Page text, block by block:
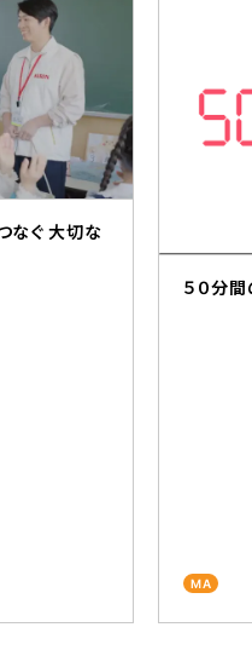
なぐ 大切な
５０分
MA